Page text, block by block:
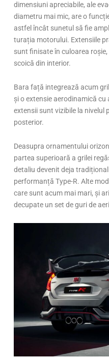
dimensiuni apreciabile, ale
diametru mai mic, are o
astfel încât sunetul să fie
turația motorului. Extensiile
sunt finisate în culoarea
scoică din interior.
Bara față integrează acum
și o extensie aerodinamică cu
extensii sunt vizibile la nivelul
posterior.
Deasupra ornamentului
partea superioară a grilei
detaliu devenit deja
performanță Type-R. Alte
care sunt acum mai mari, și
decupate un set de guri de